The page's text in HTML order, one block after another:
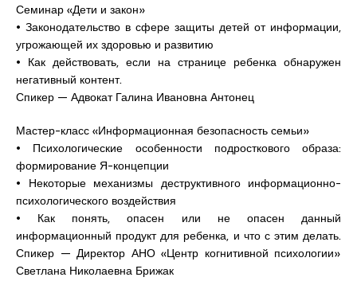
Семинар «Дети и закон»
• Законодательство в сфере защиты детей от информации,
угрожающей их здоровью и развитию
• Как действовать, если на странице ребенка обнаружен
негативный контент.
Спикер — Адвокат Галина Ивановна Антонец
Мастер-класс «Информационная безопасность семьи»
• Психологические особенности подросткового образа:
формирование Я-концепции
• Некоторые механизмы деструктивного информационно-
психологического воздействия
• Как понять, опасен или не опасен данный
информационный продукт для ребенка, и что с этим делать.
Спикер — Директор АНО «Центр когнитивной психологии»
Светлана Николаевна Брижак